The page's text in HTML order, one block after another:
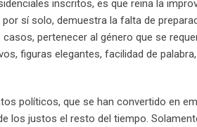
inscritos, es que reina la
sí solo, demuestra la falta de
pertenecer al género que se
figuras elegantes, facilidad de
políticos, que se han convertido en
los justos el resto del tiempo.